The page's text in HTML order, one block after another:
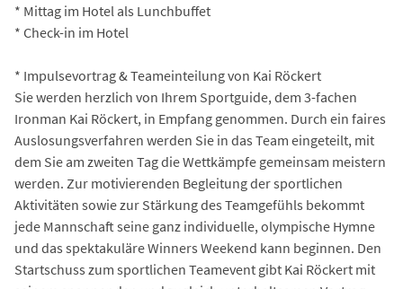
* Mittag im Hotel als Lunchbuffet
* Check-in im Hotel
* Impulsevortrag & Teameinteilung von Kai Röckert
Sie werden herzlich von Ihrem Sportguide, dem 3-fachen
Ironman Kai Röckert, in Empfang genommen. Durch ein faires
Auslosungsverfahren werden Sie in das Team eingeteilt, mit
dem Sie am zweiten Tag die Wettkämpfe gemeinsam meistern
werden. Zur motivierenden Begleitung der sportlichen
Aktivitäten sowie zur Stärkung des Teamgefühls bekommt
jede Mannschaft seine ganz individuelle, olympische Hymne
und das spektakuläre Winners Weekend kann beginnen. Den
Startschuss zum sportlichen Teamevent gibt Kai Röckert mit